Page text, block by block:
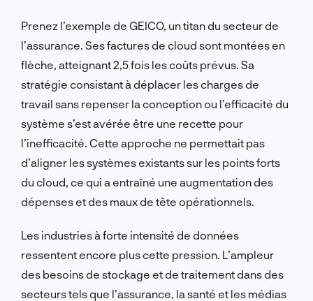
Prenez l’exemple de GEICO, un titan du secteur de
l’assurance. Ses factures de cloud sont montées en
flèche, atteignant 2,5 fois les coûts prévus. Sa
stratégie consistant à déplacer les charges de
travail sans repenser la conception ou l’efficacité du
système s’est avérée être une recette pour
l’inefficacité. Cette approche ne permettait pas
d’aligner les systèmes existants sur les points forts
du cloud, ce qui a entraîné une augmentation des
dépenses et des maux de tête opérationnels.
Les industries à forte intensité de données
ressentent encore plus cette pression. L’ampleur
des besoins de stockage et de traitement dans des
secteurs tels que l’assurance, la santé et les médias